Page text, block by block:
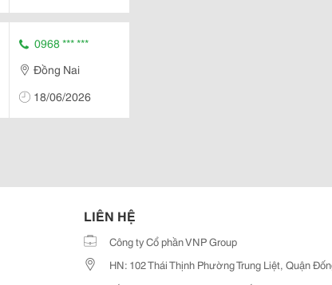
0968 *** ***
Đồng Nai
18/06/2026
LIÊN HỆ
Công ty Cổ phần VNP Group
HN: 102 Thái Thịnh Phường Trung Liệt, Quận